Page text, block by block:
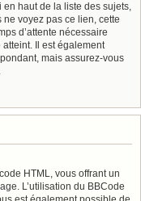
haut de la liste des sujets,
voyez pas ce lien, cette
d’attente nécessaire
Il est également
mais assurez-vous
HTML, vous offrant un
L’utilisation du BBCode